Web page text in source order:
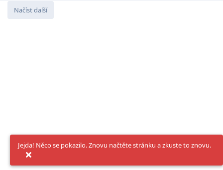
Načíst další
Jejda! Něco se pokazilo. Znovu načtěte stránku a zkuste to znovu.